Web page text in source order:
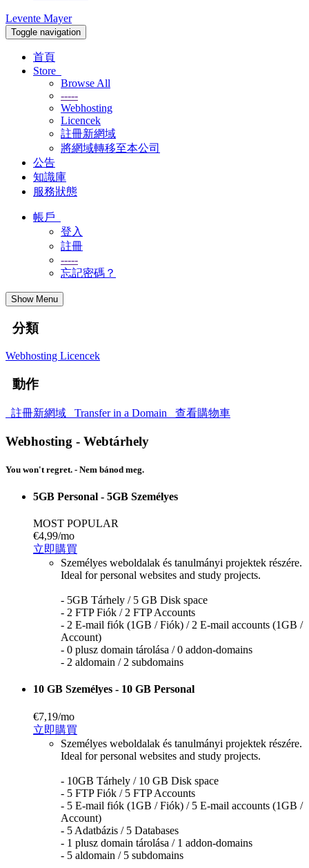
Levente Mayer
Toggle navigation
首頁
Store
Browse All
-----
Webhosting
Licencek
註冊新網域
將網域轉移至本公司
公告
知識庫
服務狀態
帳戶
登入
註冊
-----
忘記密碼？
Show Menu
分類
Webhosting Licencek
動作
註冊新網域 Transfer in a Domain 查看購物車
Webhosting - Webtárhely
You won't regret. - Nem bánod meg.
5GB Personal - 5GB Személyes
MOST POPULAR
€4,99/mo
立即購買
Személyes weboldalak és tanulmányi projektek részére.
Ideal for personal websites and study projects.
- 5GB Tárhely / 5 GB Disk space
- 2 FTP Fiók / 2 FTP Accounts
- 2 E-mail fiók (1GB / Fiók) / 2 E-mail accounts (1GB /
Account)
- 0 plusz domain tárolása / 0 addon-domains
- 2 aldomain / 2 subdomains
10 GB Személyes - 10 GB Personal
€7,19/mo
立即購買
Személyes weboldalak és tanulmányi projektek részére.
Ideal for personal websites and study projects.
- 10GB Tárhely / 10 GB Disk space
- 5 FTP Fiók / 5 FTP Accounts
- 5 E-mail fiók (1GB / Fiók) / 5 E-mail accounts (1GB /
Account)
- 5 Adatbázis / 5 Databases
- 1 plusz domain tárolása / 1 addon-domains
- 5 aldomain / 5 subdomains